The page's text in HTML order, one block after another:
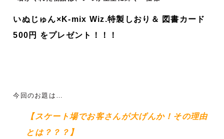
いぬじゅん×K-mix Wiz.特製しおり＆ 図書カード
500円 をプレゼント！！！
今回のお題は…
【スケート場でお客さんが大げんか！その理由
とは？？？ 】